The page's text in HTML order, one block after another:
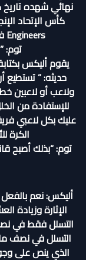
نهائي شهده تاريخ
Engineers فريقين لا نعرفهم الآن، أليس كذلك؟“.
توم:
يقوم أليكس
حديثه: ”
ولاعب أو لاعبين
للإستفادة من
عليك بكل لاعبي
الكرة
أليكس: نعم
التسلل فقط في
الذي ينص على